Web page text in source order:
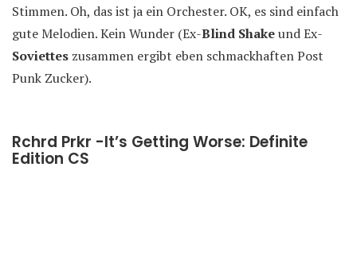
Stimmen. Oh, das ist ja ein Orchester. OK, es sind einfach
gute Melodien. Kein Wunder (Ex-Blind Shakeund Ex-
Soviettes zusammen ergibt eben schmackhaften Post
Punk Zucker).
Rchrd Prkr -It’s Getting Worse: Definite
Edition CS